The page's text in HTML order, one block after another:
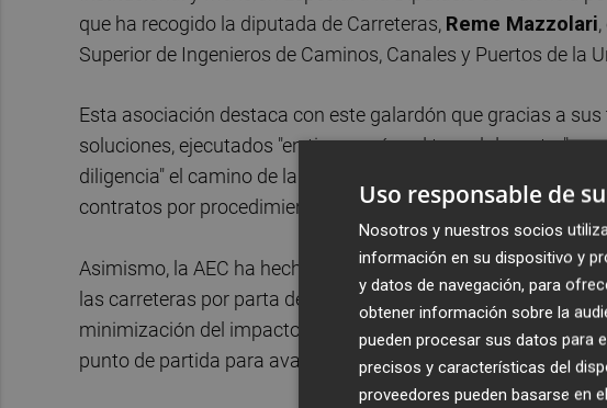
que ha recogido la diputada de Carreteras, Reme Mazzolari
Superior de Ingenieros de Caminos, Canales y Puertos de la
Esta asociación destaca con este galardón que gracias a
soluciones, ejecutados "en tiempo récord tras el desastre",
diligencia" el camino de la reconstrucción de puentes y la
contratos por procedimiento de emergencia.
Asimismo, la AEC ha hecho especial mención a la nueva
las carreteras por parta de la Diputació, con su apuesta por
minimización del impacto ambiental de las actuaciones a
punto de partida para avanzar en la mejora continua y la
Uso responsable de
Nosotros y nuestros socios
información en su dispositivo y
y datos de navegación, para
obtener información sobre la
pueden procesar sus datos para
precisos y características del
proveedores pueden basarse en